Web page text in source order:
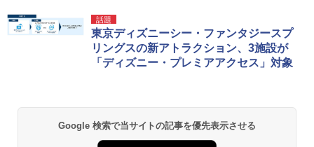
話題
東京ディズニーシー・ファンタジースプ
リングスの新アトラクション、3施設が
「ディズニー・プレミアアクセス」対象
Google 検索で当サイトの記事を優先表示させる